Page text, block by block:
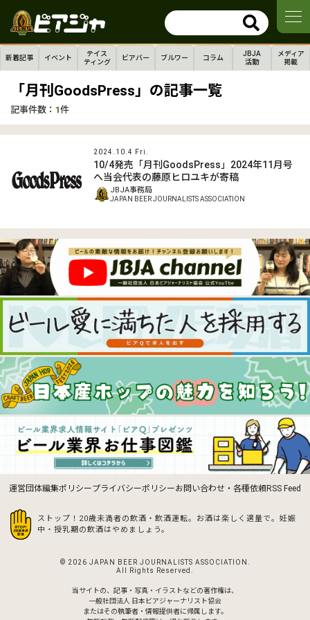
新着記事 イベント
テイス
ティング
ビアバー ブルワー コラム
JBJA
活動
メディア
掲載
「月刊GoodsPress」の記事一覧
記事件数： 1件
2024.10.4 Fri.
10/4発売「月刊GoodsPress」2024年11月号
へ当会代表の藤原ヒロユキが寄稿
JBJA事務局
JAPAN BEER JOURNALISTS ASSOCIATION
運営団体編集ポリシープライバシーポリシーお問い合わせ・各種依頼RSS Feed
ストップ！20歳未満者の飲酒・飲酒運転。お酒は楽しく適量で。 妊娠
中・授乳期の飲酒はやめましょう。
© 2026 JAPAN BEER JOURNALISTS ASSOCIATION.
All Rights Reserved.
当サイトの、記事・写真・イラストなどの著作権は、
一般社団法人 日本ビアジャーナリスト協会
またはその執筆者・情報提供者に帰属します。